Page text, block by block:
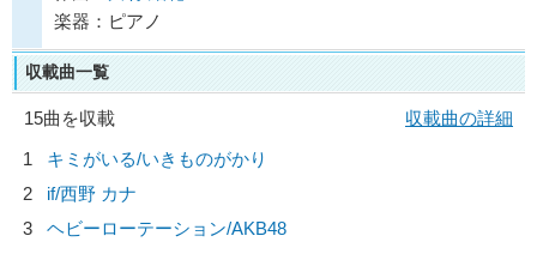
楽器：ピアノ
収載曲一覧
15曲を収載
収載曲の詳細
1
キミがいる/いきものがかり
2
if/西野 カナ
3
ヘビーローテーション/AKB48